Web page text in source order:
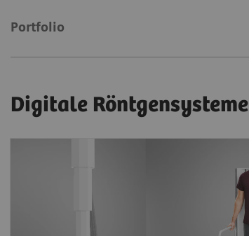
Portfolio
Digitale Röntgensysteme